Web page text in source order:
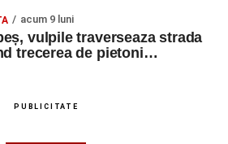
acum 9 luni
vulpile traverseaza strada
trecerea de pietoni…
PUBLICITATE